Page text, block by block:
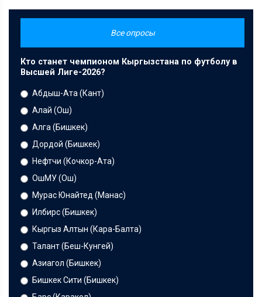
Все опросы
Кто станет чемпионом Кыргызстана по футболу в
Высшей Лиге-2026?
Абдыш-Ата (Кант)
Алай (Ош)
Алга (Бишкек)
Дордой (Бишкек)
Нефтчи (Кочкор-Ата)
ОшМУ (Ош)
Мурас Юнайтед (Манас)
Илбирс (Бишкек)
Кыргыз Алтын (Кара-Балта)
Талант (Беш-Кунгей)
Азиагол (Бишкек)
Бишкек Сити (Бишкек)